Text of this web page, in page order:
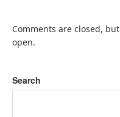
Comments are closed, but
open.
Search